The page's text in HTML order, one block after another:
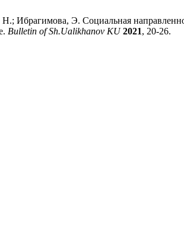
Ибрагимова, Э. Социальная
Bulletin of Sh.Ualikhanov KU 2021, 20-26.